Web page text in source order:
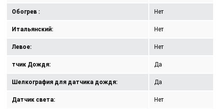
Обогрев : Нет
Итальянский: Нет
Левое: Нет
тчик Дождя: Да
Шелкография для датчика дождя: Да
Датчик света: Нет